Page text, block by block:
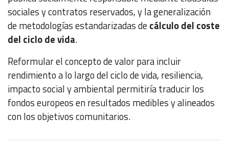
sociales y contratos reservados, y la generalización
de metodologías estandarizadas decálculo del coste
del ciclo de vida.
Reformular el concepto de valor para incluir
rendimiento a lo largo del ciclo de vida, resiliencia,
impacto social y ambiental permitiría traducir los
fondos europeos en resultados medibles y alineados
con los objetivos comunitarios.